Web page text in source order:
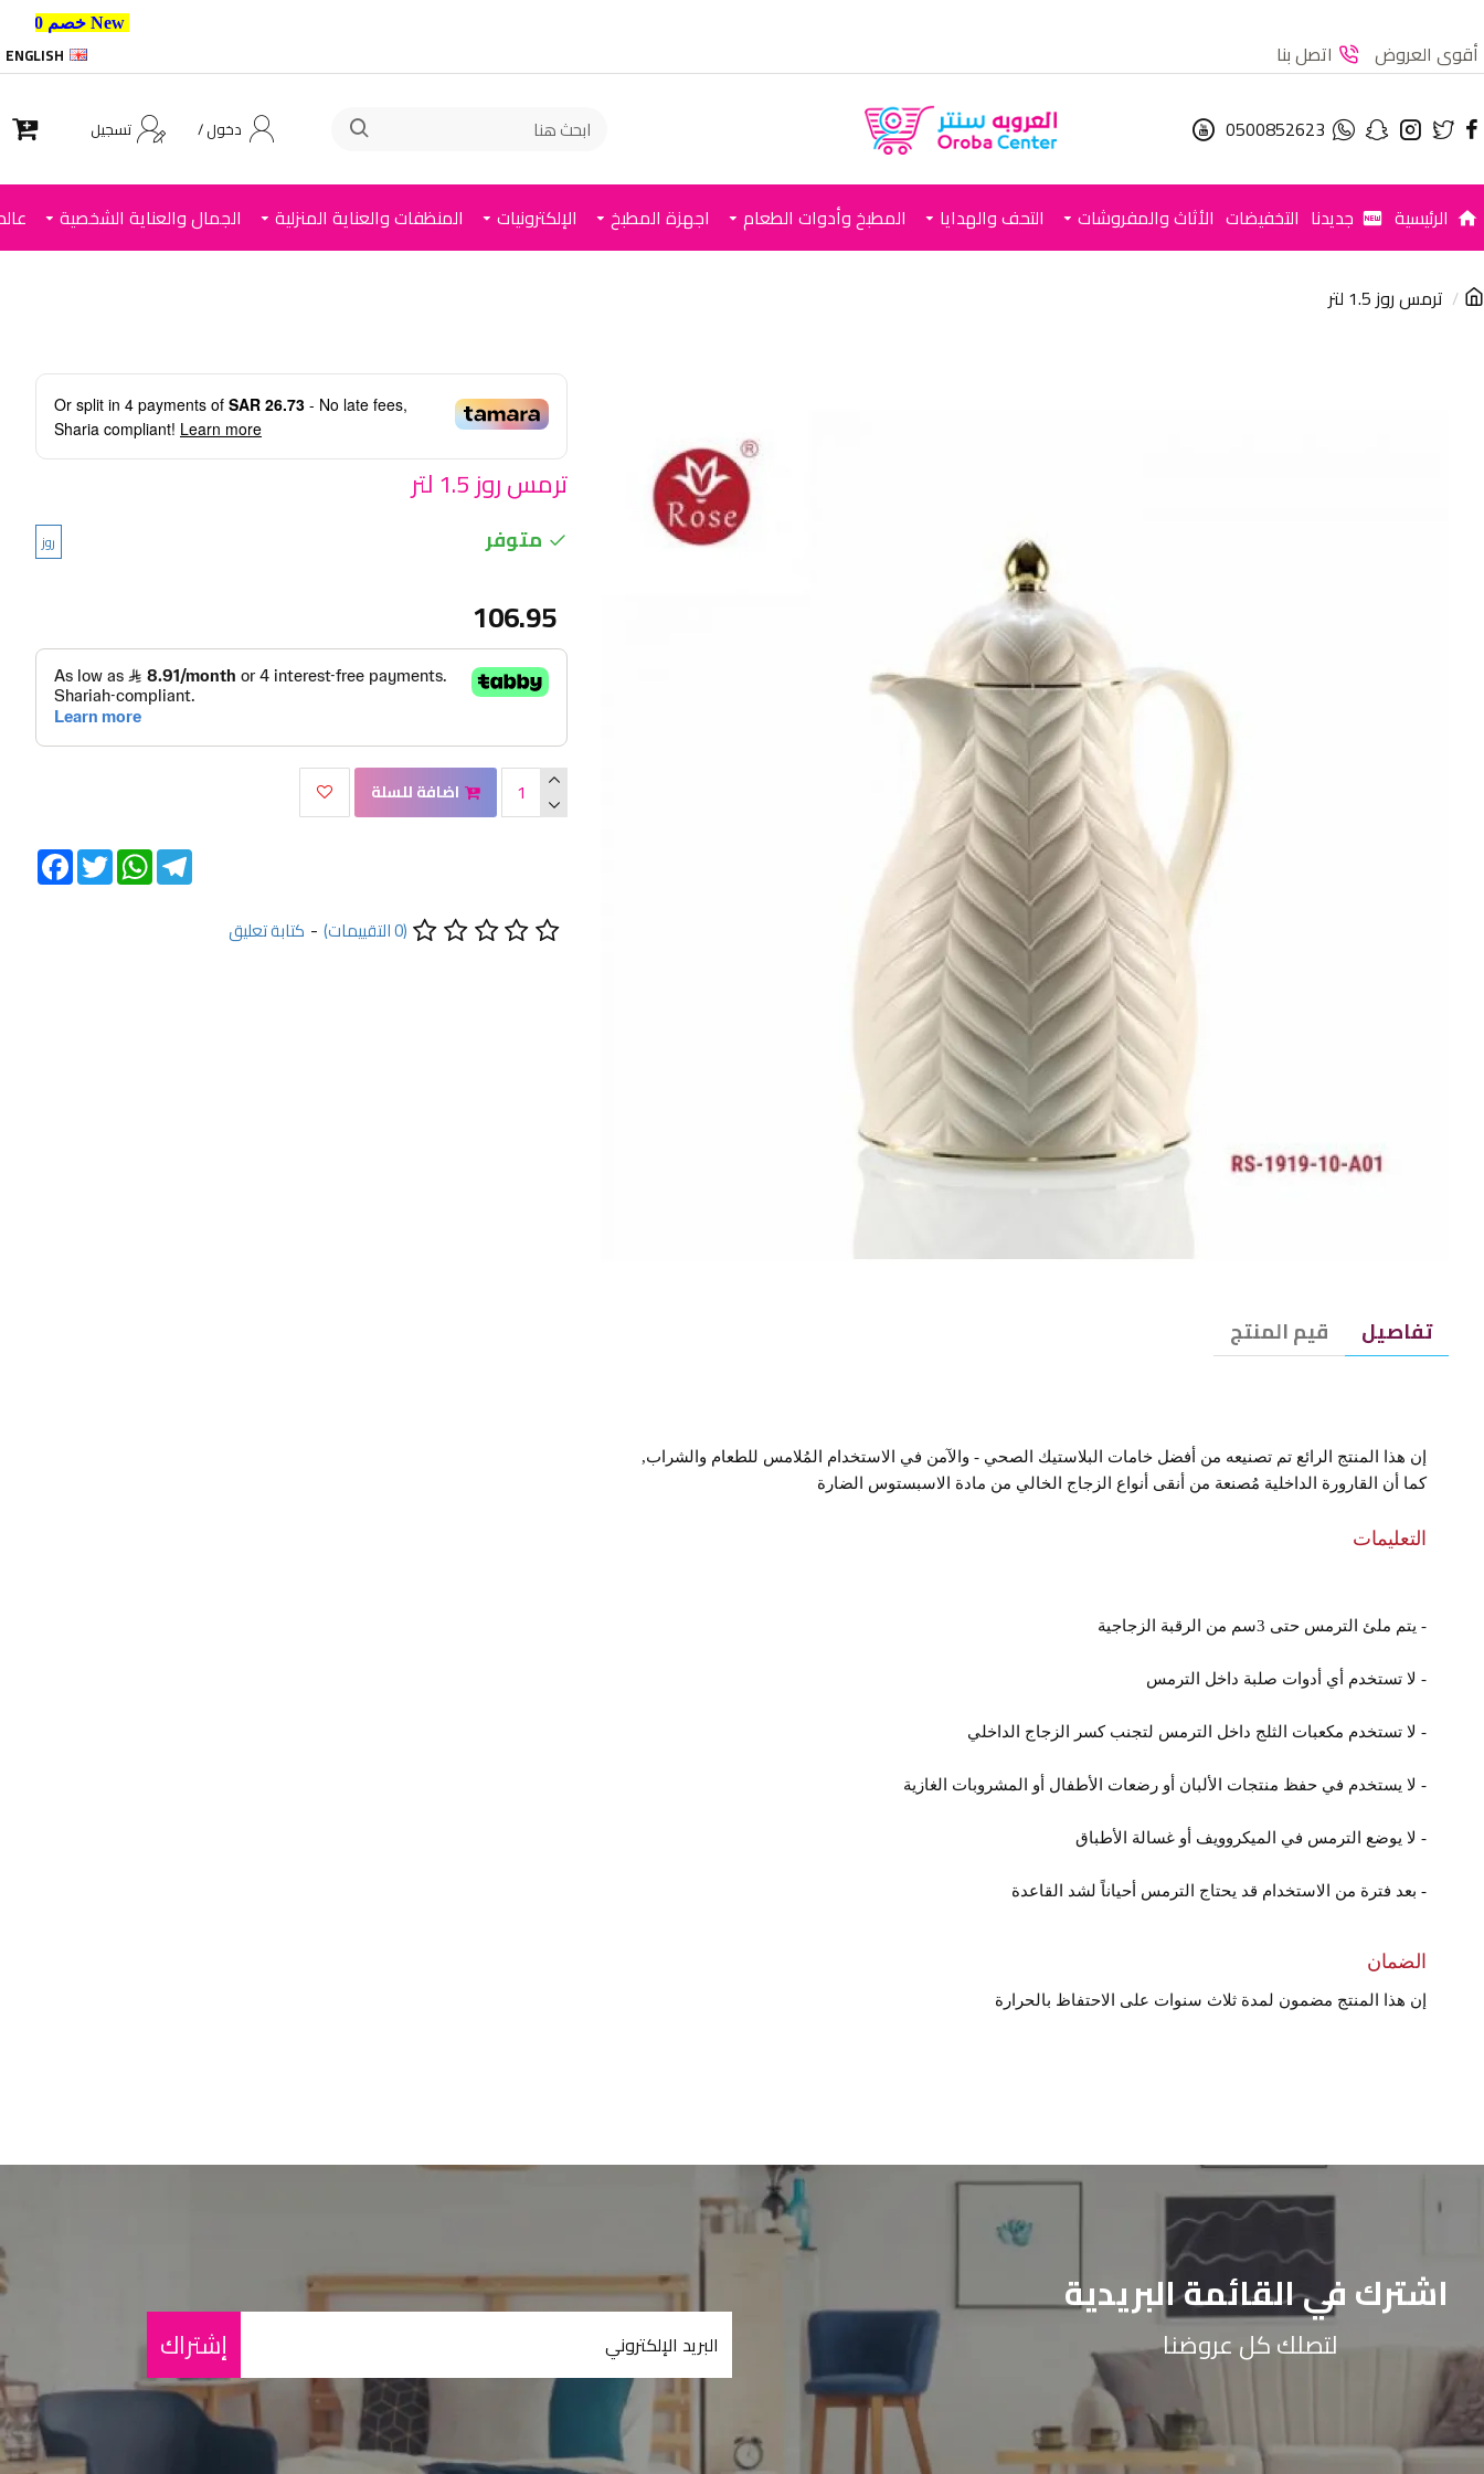
أقوى العروض اتصل بنا ENGLISH
0500852623 دخول / تسجيل
الرئيسية جديدنا التخفيضات الأثاث والمفروشات التحف والهدايا المطبخ وأدوات الطعام اجهزة المطبخ الإلكترونيات المنظفات والعناية المنزلية الجمال والعناية الشخصية
ترمس روز 1.5 لتر
Or split in 4 payments of SAR 26.73 - No late fees,
Sharia compliant! Learn more
ترمس روز 1.5 لتر
متوفر روز
(0 التقييمات) - كتابة تعليق
106.95
اضافة للسلة
FacebookTwitter
WhatsAppTelegram
تفاصيل قيم المنتج
إن هذا المنتج الرائع تم تصنيعه من أفضل خامات البلاستيك الصحي - والآمن في الاستخدام المُلامس للطعام والشراب,
كما أن القارورة الداخلية مُصنعة من أنقى أنواع الزجاج الخالي من مادة الاسبستوس الضارة
التعليمات
- يتم ملئ الترمس حتى 3سم من الرقبة الزجاجية
- لا تستخدم أي أدوات صلبة داخل الترمس
- لا تستخدم مكعبات الثلج داخل الترمس لتجنب كسر الزجاج الداخلي
- لا يستخدم في حفظ منتجات الألبان أو رضعات الأطفال أو المشروبات الغازية
- لا يوضع الترمس في الميكروويف أو غسالة الأطباق
- بعد فترة من الاستخدام قد يحتاج الترمس أحياناً لشد القاعدة
الضمان
إن هذا المنتج مضمون لمدة ثلاث سنوات على الاحتفاظ بالحرارة
اشترك في القائمة البريدية
لتصلك كل عروضنا إشتراك